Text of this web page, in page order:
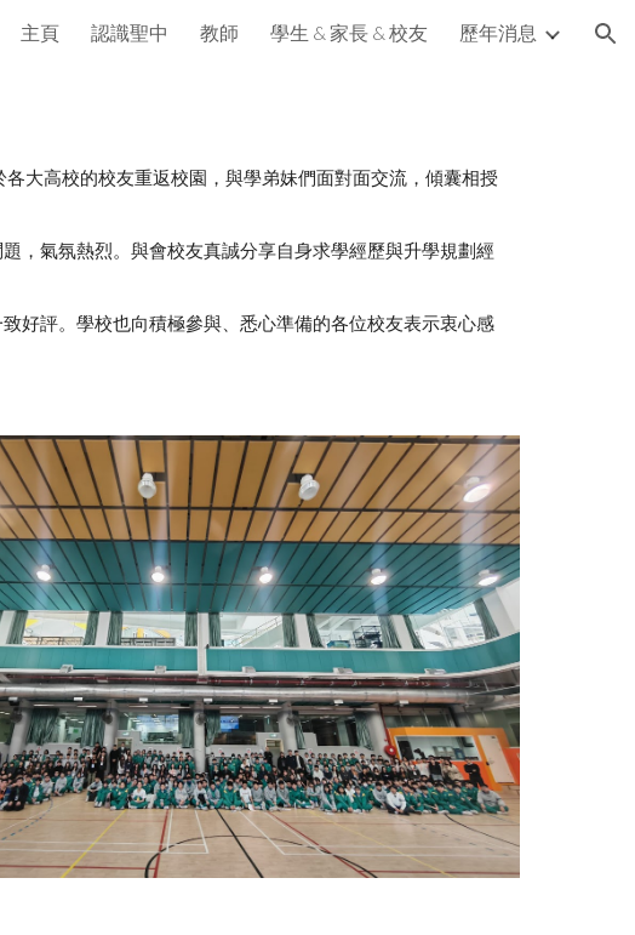
to navigation
主頁 認識聖中 教師 學生 & 家長 & 校友 歷年消息
大高校的校友重返校園，與學弟妹們面對面交流，傾囊相授
，氣氛熱烈。與會校友真誠分享自身求學經歷與升學規劃經
好評。學校也向積極參與、悉心準備的各位校友表示衷心感